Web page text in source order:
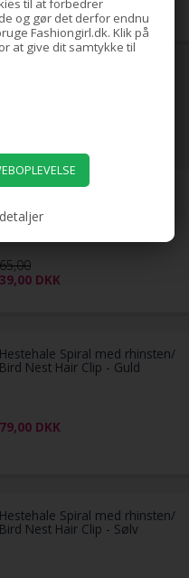
og gør det derfor endnu
Fashiongirl.dk. Klik på
at give dit samtykke til
DKK
Hårelastikker 4mm -
65,00
39,00 DKK
Hestehale Spiral med rhinsten/
Bird Nest Hair Clip - Guld
79,00 DKK
Hestehale Spiral med rhinsten/
Bird Nest Hair Clip - Sølv